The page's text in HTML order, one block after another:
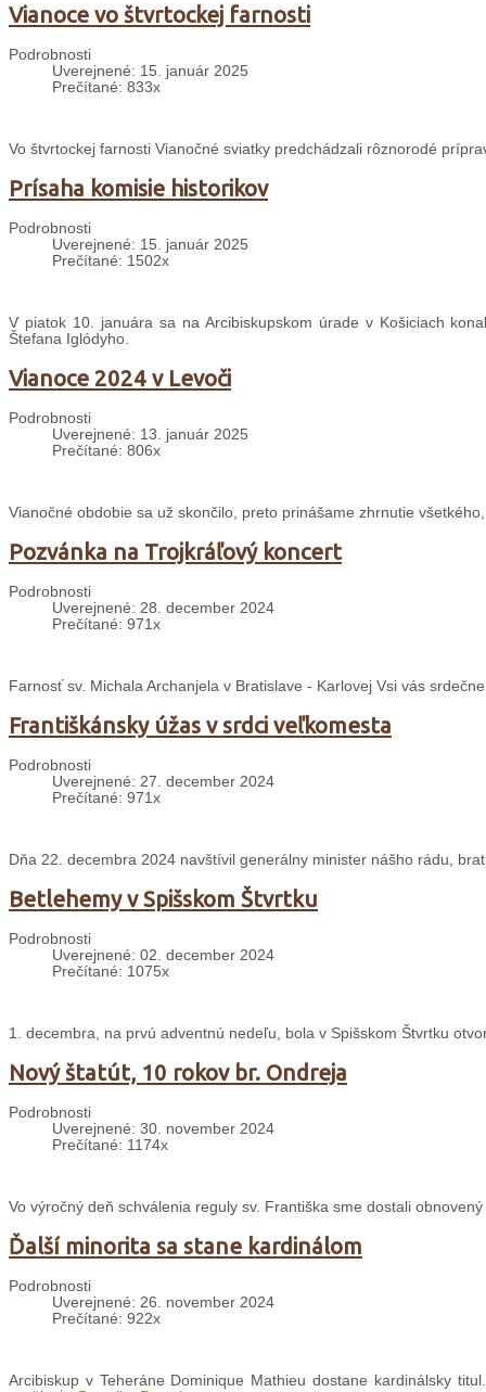
Vianoce vo štvrtockej farnosti
Podrobnosti
Uverejnené: 15. január 2025
Prečítané: 833x
Vo štvrtockej farnosti Vianočné sviatky predchádzali rôznorodé
Prísaha komisie historikov
Podrobnosti
Uverejnené: 15. január 2025
Prečítané: 1502x
V piatok 10. januára sa na Arcibiskupskom úrade v Košiciach
Štefana Iglódyho.
Vianoce 2024 v Levoči
Podrobnosti
Uverejnené: 13. január 2025
Prečítané: 806x
Vianočné obdobie sa už skončilo, preto prinášame zhrnutie
Pozvánka na Trojkráľový koncert
Podrobnosti
Uverejnené: 28. december 2024
Prečítané: 971x
Farnosť sv. Michala Archanjela v Bratislave - Karlovej Vsi vás
Františkánsky úžas v srdci veľkomesta
Podrobnosti
Uverejnené: 27. december 2024
Prečítané: 971x
Dňa 22. decembra 2024 navštívil generálny minister nášho rádu,
Betlehemy v Spišskom Štvrtku
Podrobnosti
Uverejnené: 02. december 2024
Prečítané: 1075x
1. decembra, na prvú adventnú nedeľu, bola v Spišskom Štvrtku
Nový štatút, 10 rokov br. Ondreja
Podrobnosti
Uverejnené: 30. november 2024
Prečítané: 1174x
Vo výročný deň schválenia reguly sv. Františka sme dostali
Ďalší minorita sa stane kardinálom
Podrobnosti
Uverejnené: 26. november 2024
Prečítané: 922x
Arcibiskup v Teheráne Dominique Mathieu dostane kardinálsky